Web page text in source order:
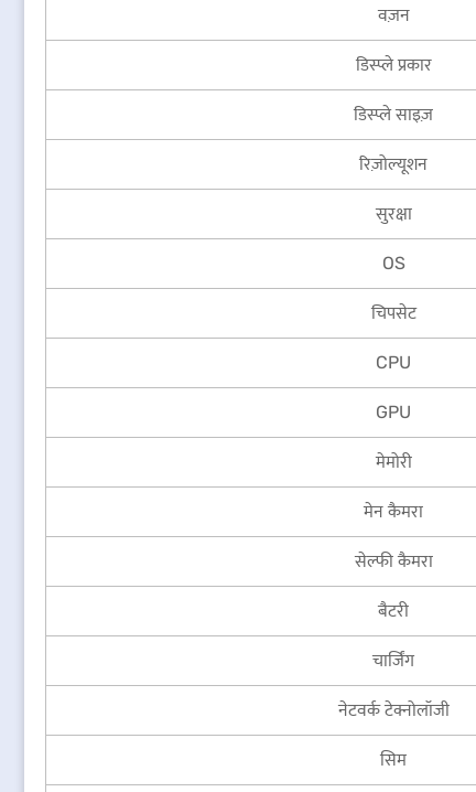
वज़न
डिस्प्ले प्रकार
डिस्प्ले साइज़
रिज़ोल्यूशन
सुरक्षा
OS
चिपसेट
CPU
GPU
मेमोरी
मेन कैमरा
सेल्फी कैमरा
बैटरी
चार्जिंग
नेटवर्क टेक्नोलॉजी
सिम